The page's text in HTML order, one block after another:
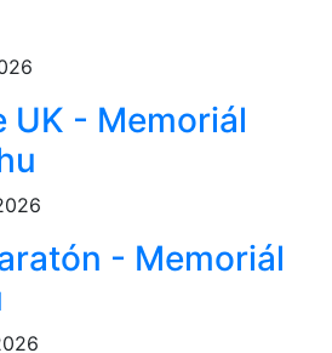
UK - Memoriál
- Memoriál